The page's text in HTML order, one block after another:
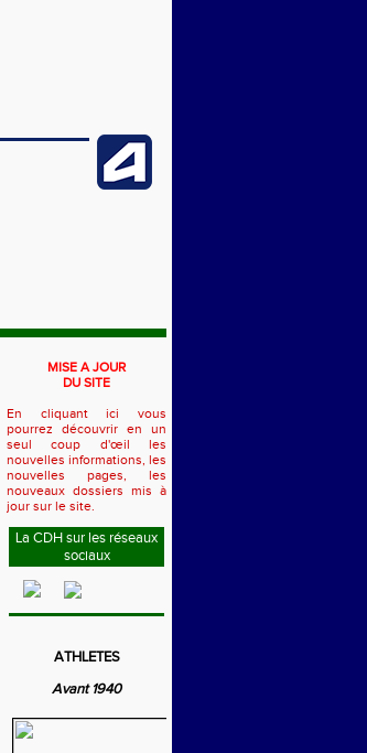
MISE A JOUR
DU SITE
En cliquant ici vous
pourrez découvrir en un
seul coup d'œil les
nouvelles informations, les
nouvelles pages, les
nouveaux dossiers mis à
jour sur le site.
La CDH sur les réseaux
sociaux
ATHLETES
Avant 1940